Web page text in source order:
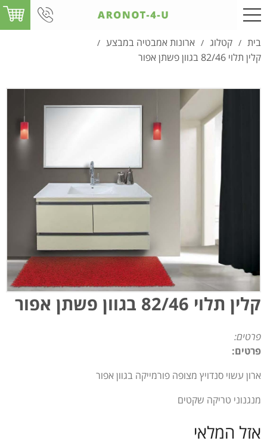
בית / קטלוג / ארונות אמבטיה במבצע /
קלין תלוי 82/46 בגוון פשתן אפור
קלין תלוי 82/46 בגוון פשתן אפור
פרטים:
פרטים:
ארון עשוי סנדויץ מצופה פורמייקה בגוון אפור
מנגנוני טריקה שקטים
אזל המלאי